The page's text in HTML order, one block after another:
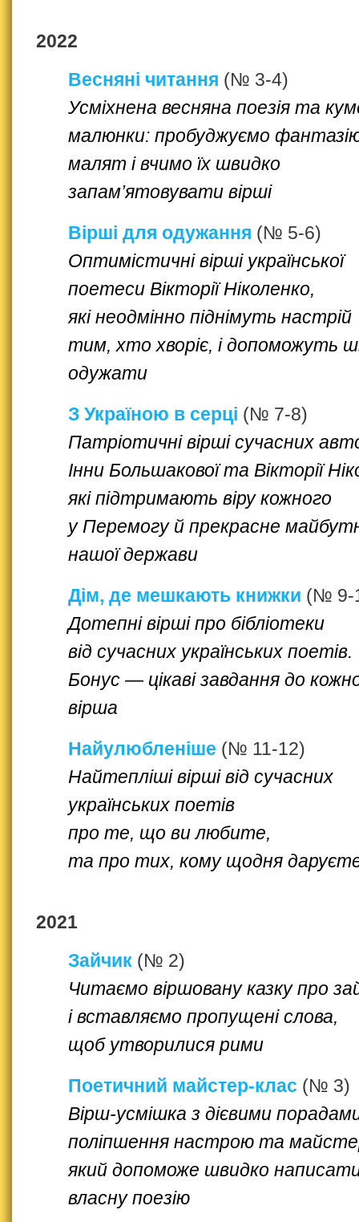
2022
Весняні читання (№ 3-4)
Усміхнена весняна поезія та
малюнки: пробуджуємо
малят і вчимо їх швидко
запам’ятовувати вірші
Вірші для одужання (№ 5-6)
Оптимістичні вірші української
поетеси Вікторії Ніколенко,
які неодмінно піднімуть настрій
тим, хто хворіє, і допоможуть
одужати
З Україною в серці (№ 7-8)
Патріотичні вірші сучасних
Інни Большакової та Вікторії
які підтримають віру кожного
у Перемогу й прекрасне
нашої держави
Дім, де мешкають книжки (№ 9-
Дотепні вірші про бібліотеки
від сучасних українських поетів.
Бонус — цікаві завдання до
вірша
Найулюбленіше (№ 11-12)
Найтепліші вірші від сучасних
українських поетів
про те, що ви любите,
та про тих, кому щодня
2021
Зайчик (№ 2)
Читаємо віршовану казку про
і вставляємо пропущені слова,
щоб утворилися рими
Поетичний майстер-клас (№ 3)
Вірш-усмішка з дієвими
поліпшення настрою та
який допоможе швидко
власну поезію